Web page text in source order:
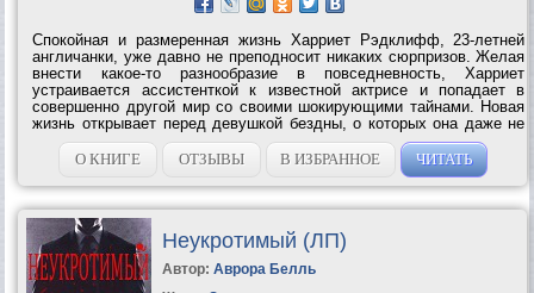
Спокойная и размеренная жизнь Харриет Рэдклифф, 23-летней
англичанки, уже давно не преподносит никаких сюрпризов. Желая
внести какое-то разнообразие в повседневность, Харриет
устраивается ассистенткой к известной актрисе и попадает в
совершенно другой мир со своими шокирующими тайнами. Новая
жизнь открывает перед девушкой бездны, о которых она даже не
подозревала. Как далеко готова зайти неопытная мисс Рэдклифф
для осуществления...
О КНИГЕ ОТЗЫВЫ В ИЗБРАННОЕ ЧИТАТЬ
Неукротимый (ЛП)
Автор: Аврора Белль